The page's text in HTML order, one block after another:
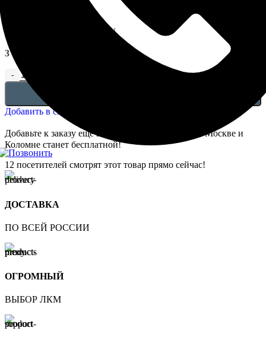
EUPL-P-1.21.001
3 090,00
Добавить в список желаний
Добавьте к заказу ещё20 000,00
, и доставка по Москве и
Коломне станет бесплатной!
12 посетителей смотрят этот товар прямо сейчас!
ДОСТАВКА
ПО ВСЕЙ РОССИИ
ОГРОМНЫЙ
ВЫБОР ЛКМ